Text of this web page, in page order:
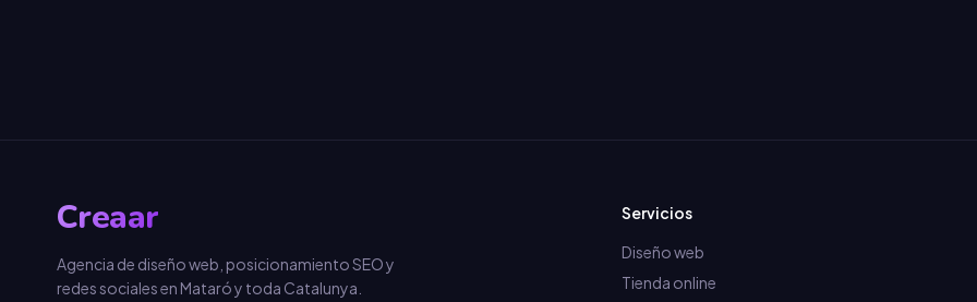
Creaar
Agencia de diseño web, posicionamiento SEO y
redes sociales en Mataró y toda Catalunya.
Servicios
Diseño web
Tienda online